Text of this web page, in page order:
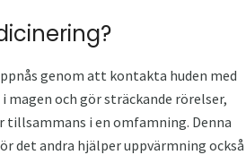
genom att kontakta huden med
magen och gör sträckande rörelser,
tillsammans i en omfamning. Denna
det andra hjälper uppvärmning också